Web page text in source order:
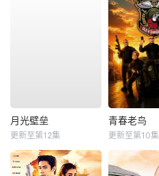
月光壁垒
更新至第12集
青春老鸟
更新至第10集